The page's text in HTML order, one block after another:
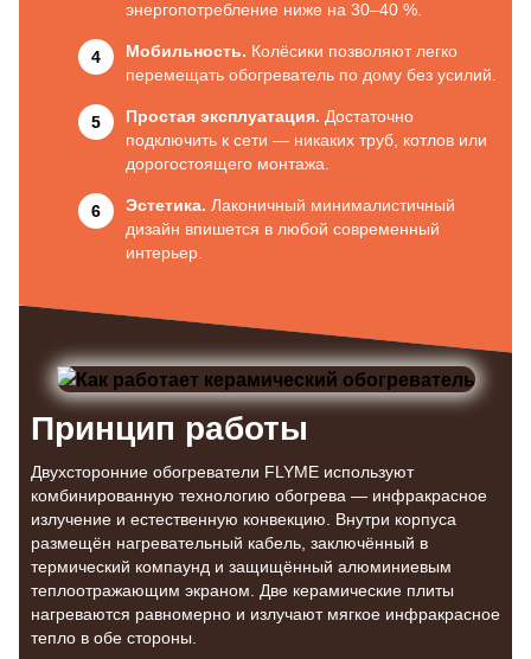
энергопотребление ниже на 30–40 %.
Мобильность. Колёсики позволяют легко
перемещать обогреватель по дому без усилий.
Простая эксплуатация. Достаточно
подключить к сети — никаких труб, котлов или
дорогостоящего монтажа.
Эстетика. Лаконичный минималистичный
дизайн впишется в любой современный
интерьер.
Принцип работы
Двухсторонние обогреватели FLYME используют
комбинированную технологию обогрева — инфракрасное
излучение и естественную конвекцию. Внутри корпуса
размещён нагревательный кабель, заключённый в
термический компаунд и защищённый алюминиевым
теплоотражающим экраном. Две керамические плиты
нагреваются равномерно и излучают мягкое инфракрасное
тепло в обе стороны.